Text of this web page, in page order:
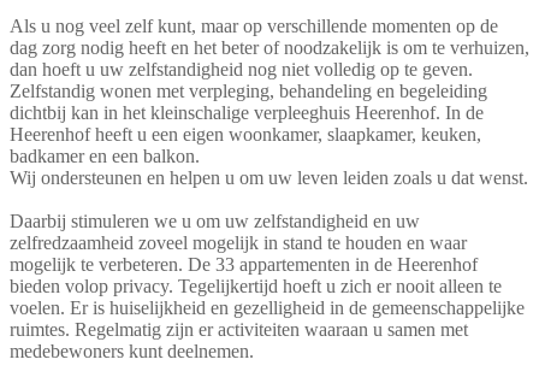
Als u nog veel zelf kunt, maar op verschillende momenten op de
dag zorg nodig heeft en het beter of noodzakelijk is om te verhuizen,
dan hoeft u uw zelfstandigheid nog niet volledig op te geven.
Zelfstandig wonen met verpleging, behandeling en begeleiding
dichtbij kan in het kleinschalige verpleeghuis Heerenhof. In de
Heerenhof heeft u een eigen woonkamer, slaapkamer, keuken,
badkamer en een balkon.
Wij ondersteunen en helpen u om uw leven leiden zoals u dat wenst.
Daarbij stimuleren we u om uw zelfstandigheid en uw
zelfredzaamheid zoveel mogelijk in stand te houden en waar
mogelijk te verbeteren. De 33 appartementen in de Heerenhof
bieden volop privacy. Tegelijkertijd hoeft u zich er nooit alleen te
voelen. Er is huiselijkheid en gezelligheid in de gemeenschappelijke
ruimtes. Regelmatig zijn er activiteiten waaraan u samen met
medebewoners kunt deelnemen.